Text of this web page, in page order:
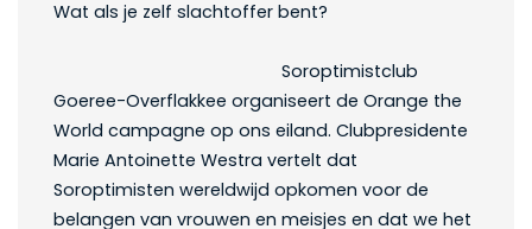
Wat als je zelf slachtoffer bent?
Soroptimistclub
Goeree-Overflakkee organiseert de Orange the
World campagne op ons eiland. Clubpresidente
Marie Antoinette Westra vertelt dat
Soroptimisten wereldwijd opkomen voor de
belangen van vrouwen en meisjes en dat we het